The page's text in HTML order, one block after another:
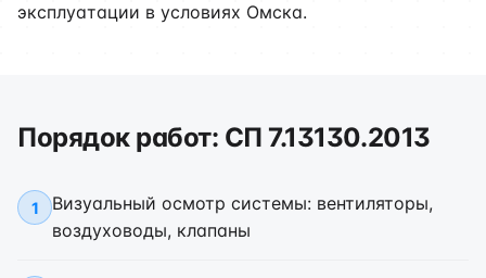
эксплуатации в условиях Омска.
Порядок работ: СП 7.13130.2013
1
Визуальный осмотр системы: вентиляторы,
воздуховоды, клапаны